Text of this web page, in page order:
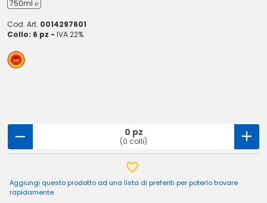
750ml ℮
Cod. Art. 0014297601
Collo: 6 pz - IVA 22%
0 pz
(0 colli)
Aggiungi questo prodotto ad una lista di preferiti per poterlo trovare
rapidamente